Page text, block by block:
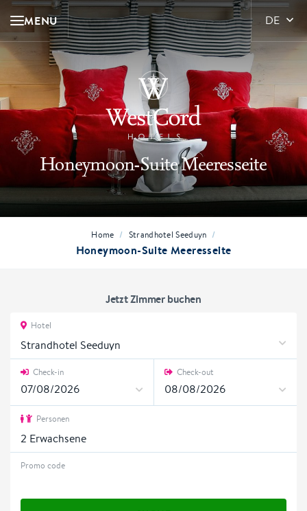
MENU DE
Honeymoon-Suite Meeresseite
Home / Strandhotel Seeduyn /
Honeymoon-Suite Meeresseite
Jetzt Zimmer buchen
Hotel
Strandhotel Seeduyn
Check-in Check-out
Personen
2 Erwachsene
Promo code